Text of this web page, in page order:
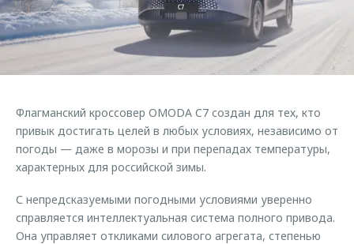
Страхование
Кредитный калькулятор
Аксессуары
Оригинальные аксессуары
Запчасти
Калькулятор трейд-ин
Руководства по эксплуатации
Клиентская поддержка
O&J Автоклуб
Приложение O&J
Аксессуары
Оригинальные аксессуары
Запчасти
Обратная связь
Флагманский кроссовер OMODA C7 создан для тех, кто
привык достигать целей в любых условиях, независимо от
погоды — даже в морозы и при перепадах температуры,
характерных для российской зимы.
С непредсказуемыми погодными условиями уверенно
справляется интеллектуальная система полного привода.
Она управляет откликами силового агрегата, степенью